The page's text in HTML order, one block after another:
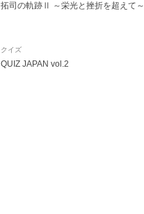
拓司の軌跡Ⅱ ～栄光と挫折を超えて～
クイズ
QUIZ JAPAN vol.2